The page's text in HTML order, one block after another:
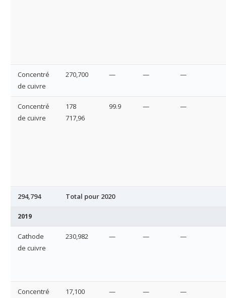
Concentré
de cuivre
270,700 — — —
Concentré
de cuivre
178
717,96
99.9 — —
294,794 Total pour 2020
2019
Cathode
de cuivre
230,982 — — —
Concentré
17,100 — — —